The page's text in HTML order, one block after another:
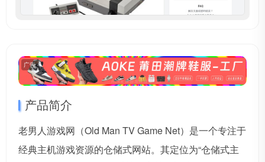
广告
产品简介
老男人游戏网（Old Man TV Game Net）是一个专注于
经典主机游戏资源的仓储式网站。其定位为“仓储式主